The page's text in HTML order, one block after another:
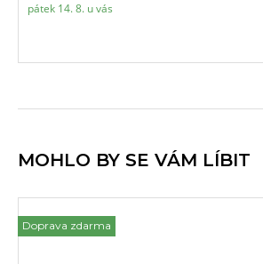
pátek 14. 8. u vás
MOHLO BY SE VÁM LÍBIT
Doprava zdarma